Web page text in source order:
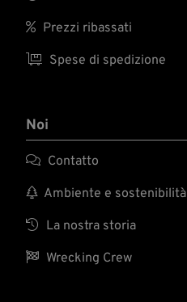
 Prezzi ribassati
 Spese di spedizione
Noi
 Contatto
 Ambiente e sostenibilità
 La nostra storia
 Wrecking Crew